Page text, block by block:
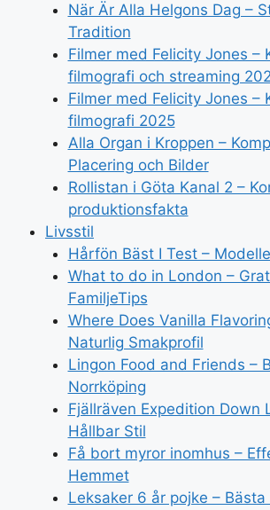
När Är Alla Helgons Dag –
Tradition
Filmer med Felicity Jones –
filmografi och streaming
Filmer med Felicity Jones –
filmografi 2025
Alla Organ i Kroppen –
Placering och Bilder
Rollistan i Göta Kanal 2 –
produktionsfakta
Livsstil
Hårfön Bäst I Test –
What to do in London –
FamiljeTips
Where Does Vanilla
Naturlig Smakprofil
Lingon Food and Friends –
Norrköping
Fjällräven Expedition Down
Hållbar Stil
Få bort myror inomhus –
Hemmet
Leksaker 6 år pojke –